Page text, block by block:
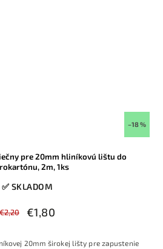
–18 %
pre 20mm hliníkovú lištu do
2m, 1ks
✅ SKLADOM
€1,80
20mm širokej lišty pre zapustenie